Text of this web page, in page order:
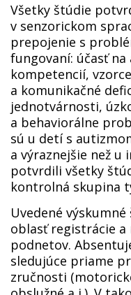
Všetky štúdie
v senzorickom
prepojenie s
fungovaní: účasť
kompetencií,
a komunikačné
jednotvárnosti,
a behaviorálne
sú u detí s
a výraznejšie než
potvrdili všetky
kontrolná skupina
Uvedené
oblasť registrácie a
podnetov.
sledujúce priame
zručnosti